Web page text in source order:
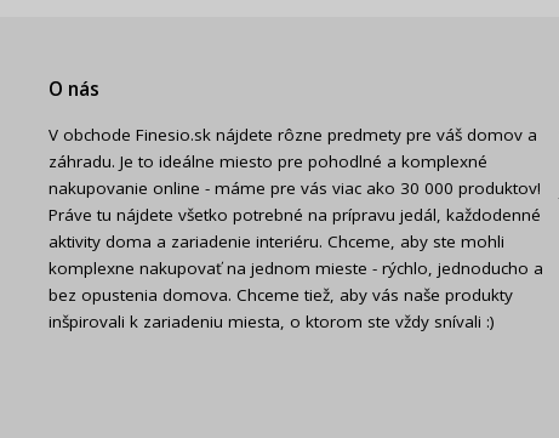
O nás
V obchode Finesio.sk nájdete rôzne predmety pre váš domov a
záhradu. Je to ideálne miesto pre pohodlné a komplexné
nakupovanie online - máme pre vás viac ako 30 000 produktov!
Práve tu nájdete všetko potrebné na prípravu jedál, každodenné
aktivity doma a zariadenie interiéru. Chceme, aby ste mohli
komplexne nakupovať na jednom mieste - rýchlo, jednoducho a
bez opustenia domova. Chceme tiež, aby vás naše produkty
inšpirovali k zariadeniu miesta, o ktorom ste vždy snívali :)